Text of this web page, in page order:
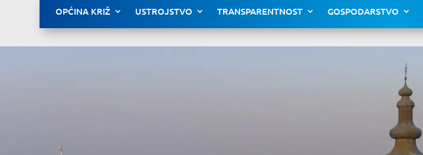
OPĆINA KRIŽ USTROJSTVO TRANSPARENTNOST GOSPODARSTVO